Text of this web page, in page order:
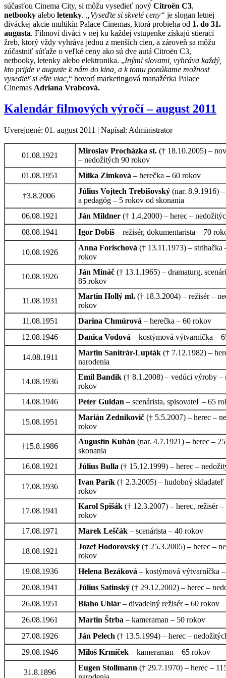
súčasťou Cinema City, si môžu vysedieť nový Citroën C3,
netbooky alebo letenky. „Vyseďte si skvelé ceny“ je slogan letnej
diváckej akcie multikín Palace Cinemas, ktorá probieha od 1. do 31.
augusta. Filmoví diváci v nej ku každej vstupenke získajú stierací
žreb, ktorý vždy vyhráva jednu z menších cien, a zároveň sa môžu
zúčastniť súťaže o veľké ceny ako sú dve autá Citroën C3,
netbooky, letenky alebo elektronika. „Inými slovami, vyhráva každý,
kto prijde v auguste k nám do kina, a k tomu ponúkame možnost
vysedieť si ešte viac, “ hovorí marketingová manažérka Palace
Cinemas Adriana Vrabcová.
Kalendár filmových výročí – august 2011
Uverejnené: 01. august 2011 | Napísal: Administrator
01.08.1921
Miroslav Procházka st. († 18.10.2005) –
– nedožitých 90 rokov
01.08.1951
Milka Zimková – herečka – 60 rokov
†3.8.2006
Július Vojtech Trebišovský (nar. 8.9.1916)
a pedagóg – 5 rokov od skonania
06.08.1921
Ján Mildner († 1.4.2000) – herec –
08.08.1941
Igor Dobiš – režisér, dokumentarista – 70
10.08.1926
Anna Forischová († 13.11.1973) – strihačka
rokov
10.08.1926
Ján Mináč († 13.1.1965) – dramaturg,
85 rokov
11.08.1931
Martin Hollý ml. († 18.3.2004) – režisér –
rokov
11.08.1951
Darina Chmúrová – herečka – 60 rokov
12.08.1946
Danica Vodová – kostýmová výtvarníčka –
14.08.1911
Martin Sanitrár-Lupták († 7.12.1982) –
narodenia
14.08.1936
Emil Bandík († 8.1.2008) – vedúci výroby –
rokov
14.08.1946
Peter Guldan – scenárista, spisovateľ – 65
15.08.1951
Marián Zednikovič († 5.5.2007) – herec –
rokov
†15.8.1986
Augustín Kubán (nar. 4.7.1921) – herec –
skonania
16.08.1921
Július Bulla († 15.12.1999) – herec –
17.08.1936
Ivan Parík († 2.3.2005) – hudobný
rokov
17.08.1941
Karol Spišák († 12.3.2007) – herec, režisér
rokov
17.08.1971
Marek Leščák – scenárista – 40 rokov
18.08.1921
Jozef Hodorovský († 25.3.2005) – herec –
rokov
19.08.1936
Helena Bezáková – kostýmová výtvarníčka
20.08.1941
Július Satinský († 29.12.2002) – herec –
26.08.1951
Blaho Uhlár – divadelný režisér – 60 rokov
26.08.1961
Martin Štrba – kameraman – 50 rokov
27.08.1926
Ján Pelech († 13.5.1994) – herec –
29.08.1946
Miloš Krmíček – kameraman – 65 rokov
31.8.1896
Eugen Stollmann († 29.7.1970) – herec –